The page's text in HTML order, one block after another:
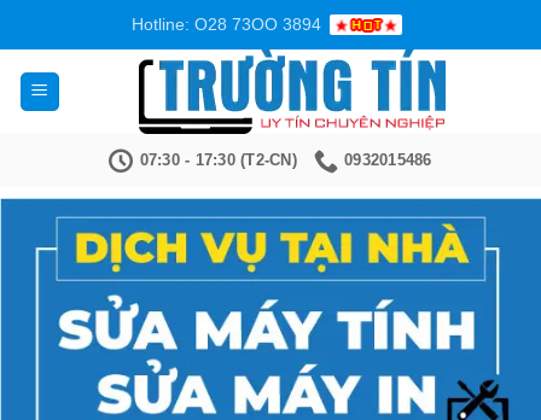
nội
dung
Hotline: O28 73OO 3894
07:30 - 17:30 (T2-CN) 0932015486